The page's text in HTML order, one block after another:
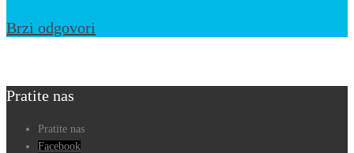
Brzi odgovori
Pratite nas
Pratite nas
Facebook